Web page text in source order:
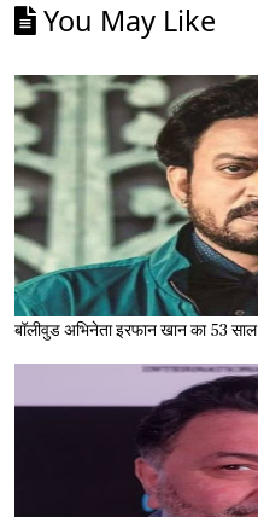
You May Like
बॉलीवुड अभिनेता इरफान खान का 53